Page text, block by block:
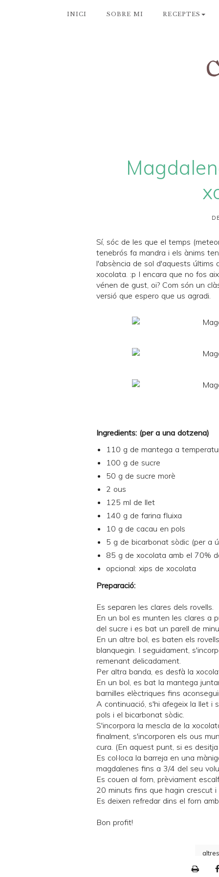
INICI SOBRE MI RECEPTES
Sí, sóc de les que el temps
tenebrós fa mandra i els ànims
l'absència de sol d'aquests últims
xocolata. :p I encara que no fos
vénen de gust, oi? Com són un
versió que espero que us agradi.
Ingredients: (per a una dotzena)
110 g de mantega a
100 g de sucre
50 g de sucre morè
2 ous
125 ml de llet
140 g de farina fluixa
10 g de cacau en pols
5 g de bicarbonat sòdic (per a
85 g de xocolata amb el 70%
opcional: xips de xocolata
Preparació:
Es separen les clares dels rovells.
En un bol es munten les clares a
del sucre i es bat un parell de
En un altre bol, es baten els
blanquegin. I seguidament,
remenant delicadament.
Per altra banda, es desfà la
En un bol, es bat la mantega
barnilles elèctriques fins
A continuació, s'hi afegeix la llet i
pols i el bicarbonat sòdic.
S'incorpora la mescla de la
finalment, s'incorporen els ous
cura. (En aquest punt, si es
Es col·loca la barreja en una
magdalenes fins a 3/4 del seu
Es couen al forn, prèviament
20 minuts fins que hagin crescut
Es deixen refredar dins el forn
Bon profit!